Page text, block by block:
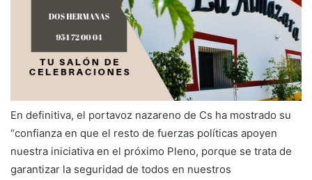
En definitiva, el portavoz nazareno de Cs ha mostrado su
“confianza en que el resto de fuerzas políticas apoyen
nuestra iniciativa en el próximo Pleno, porque se trata de
garantizar la seguridad de todos en nuestros